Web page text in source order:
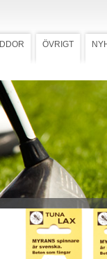
ÖVRIGT
Lax förp
Tuna Lax
lättkastad spinnare från
svart eller orange
röd dunkrok. Bra
med tryckstorlek